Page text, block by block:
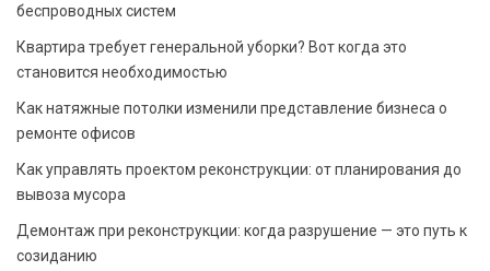
беспроводных систем
Квартира требует генеральной уборки? Вот когда это
становится необходимостью
Как натяжные потолки изменили представление бизнеса о
ремонте офисов
Как управлять проектом реконструкции: от планирования до
вывоза мусора
Демонтаж при реконструкции: когда разрушение — это путь к
созиданию